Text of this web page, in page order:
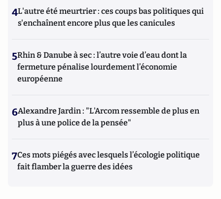
4L'autre été meurtrier : ces coups bas politiques qui
s'enchaînent encore plus que les canicules
5Rhin & Danube à sec : l’autre voie d’eau dont la
fermeture pénalise lourdement l’économie
européenne
6Alexandre Jardin : "L'Arcom ressemble de plus en
plus à une police de la pensée"
7Ces mots piégés avec lesquels l’écologie politique
fait flamber la guerre des idées